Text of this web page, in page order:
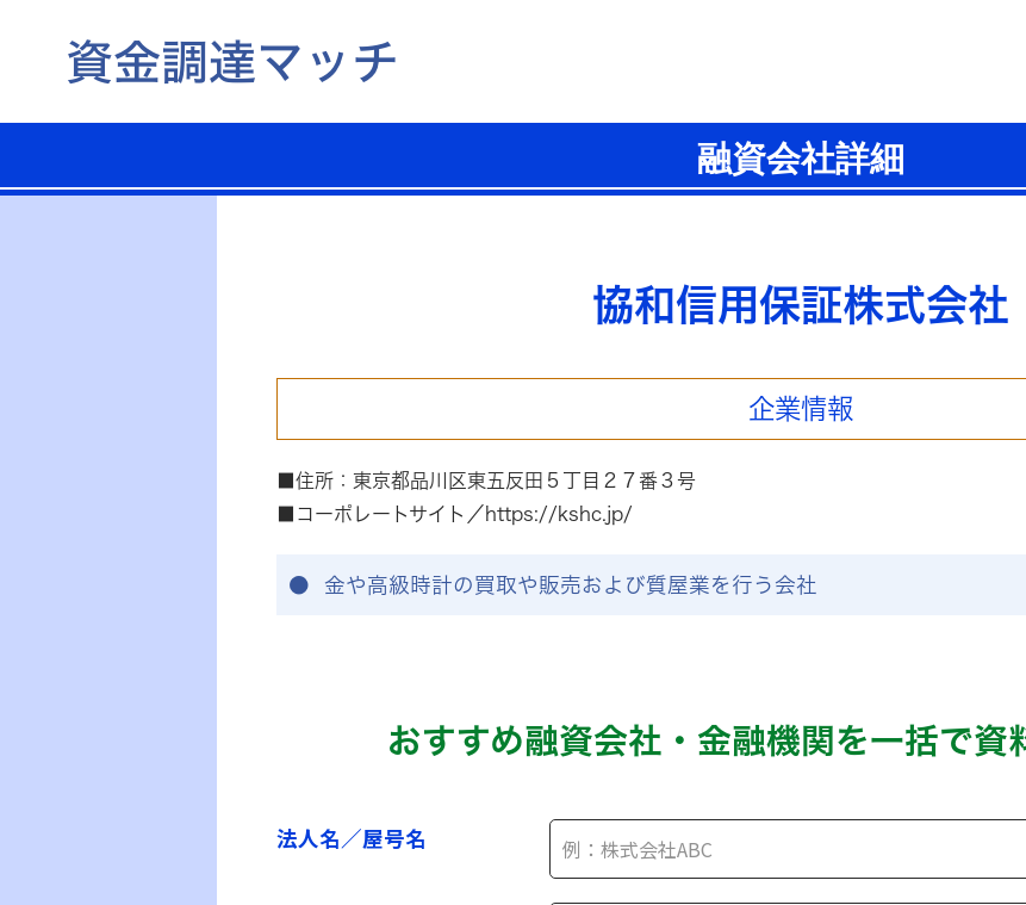
融資会社詳細
協和信用保証株式会社
企業情報
■住所：東京都品川区東五反田５丁目２７番３号
■コーポレートサイト／https://kshc.jp/
金や高級時計の買取や販売および質屋業を行う会社
おすすめ融資会社・金融機関を一括で資
法人名／屋号名